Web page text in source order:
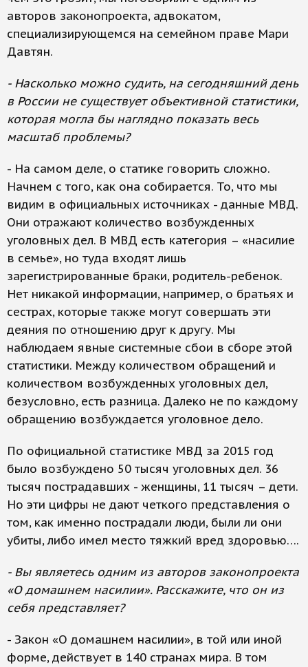
авторов законопроекта, адвокатом,
специализирующемся на семейном праве Мари
Давтян.
- Насколько можно судить, на сегодняшний день
в России не существует объективной статистики,
которая могла бы наглядно показать весь
масштаб проблемы?
- На самом деле, о статике говорить сложно.
Начнем с того, как она собирается. То, что мы
видим в официальных источниках - данные МВД.
Они отражают количество возбужденных
уголовных дел. В МВД есть категория – «насилие
в семье», но туда входят лишь
зарегистрированные браки, родитель-ребенок.
Нет никакой информации, например, о братьях и
сестрах, которые также могут совершать эти
деяния по отношению друг к другу. Мы
наблюдаем явные системные сбои в сборе этой
статистики. Между количеством обращений и
количеством возбужденных уголовных дел,
безусловно, есть разница. Далеко не по каждому
обращению возбуждается уголовное дело.
По официальной статистике МВД за 2015 год
было возбуждено 50 тысяч уголовных дел. 36
тысяч пострадавших - женщины, 11 тысяч – дети.
Но эти цифры не дают четкого представления о
том, как именно пострадали люди, были ли они
убиты, либо имел место тяжкий вред здоровью….
- Вы являетесь одним из авторов законопроекта
«О домашнем насилии». Расскажите, что он из
себя представляет?
- Закон «О домашнем насилии», в той или иной
форме, действует в 140 странах мира. В том